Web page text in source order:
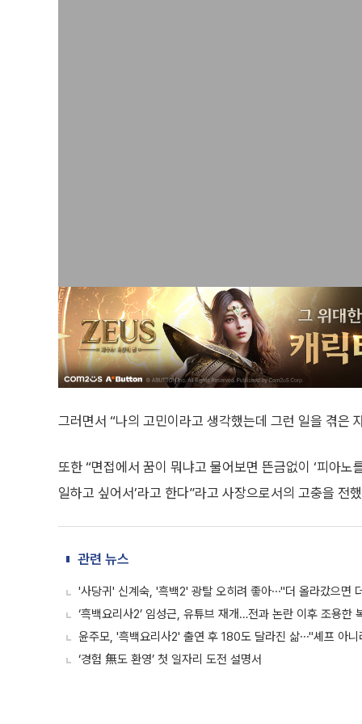
그러면서 “나의 고민이라고 생각했는데 그런 일을 겪은
또한 “면접에서 꿈이 뭐냐고 물어보면 뜬금없이 ‘피아노
일하고 싶어서’라고 한다”라고 사장으로서의 고충을 전
관련 뉴스
'사당귀' 신계숙, '흑백2' 광탈 오히려 좋아⋯"더 올라갔으면
‘흑백요리사2’ 임성근, 유튜브 재개…전과 논란 이후 조용한
윤주모, '흑백요리사2' 출연 후 180도 달라진 삶⋯"셰프 아니
‘경험 無도 환영’ 첫 일자리 도전 설명서